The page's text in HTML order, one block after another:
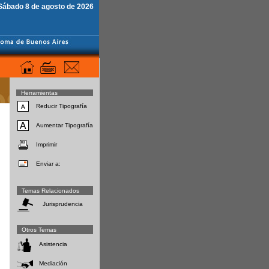
8 de agosto de 2026
Herramientas
Reducir Tipografía
Aumentar Tipografía
Imprimir
Enviar a:
Temas Relacionados
Jurisprudencia
Otros Temas
Asistencia
Mediación